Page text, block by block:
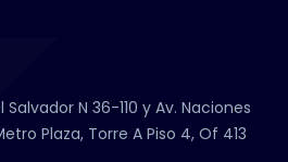
N 36-110 y Av. Naciones
Plaza, Torre A Piso 4, Of 413